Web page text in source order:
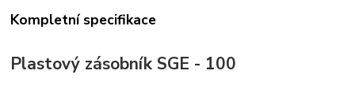
Kompletní specifikace
Plastový zásobník SGE - 100